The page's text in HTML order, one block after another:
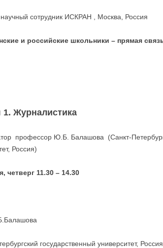
сотрудник ИСКРАН , Москва, Россия
и российские школьники – прямая
1. Журналистика
профессор Ю.Б. Балашова (Санкт-
Россия)
четверг 11.30 – 14.30
государственный университет, Россия